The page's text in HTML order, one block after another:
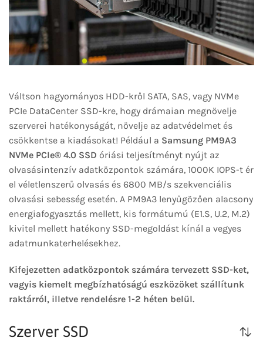
Váltson hagyományos HDD-kről SATA, SAS, vagy NVMe
PCIe DataCenter SSD-kre, hogy drámaian megnövelje
szerverei hatékonyságát, növelje az adatvédelmet és
csökkentse a kiadásokat! Például a Samsung PM9A3
NVMe PCIe® 4.0 SSD óriási teljesítményt nyújt az
olvasásintenzív adatközpontok számára, 1000K IOPS-t ér
el véletlenszerű olvasás és 6800 MB/s szekvenciális
olvasási sebesség esetén. A PM9A3 lenyűgözően alacsony
energiafogyasztás mellett, kis formátumú (E1.S, U.2, M.2)
kivitel mellett hatékony SSD-megoldást kínál a vegyes
adatmunkaterhelésekhez.
Kifejezetten adatközpontok számára tervezett SSD-ket,
vagyis kiemelt megbízhatóságú eszközöket szállítunk
raktárról, illetve rendelésre 1-2 héten belül.
Szerver SSD